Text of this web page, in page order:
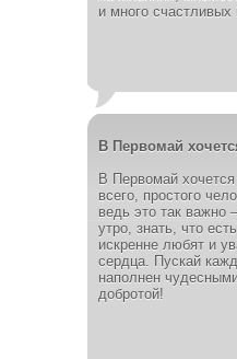
и много
В Первомай
В Первомай
всего, простого
ведь это так важно
утро, знать, что
искренне любят и
сердца. Пускай
наполнен
добротой!